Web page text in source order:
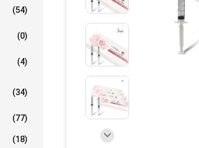
(54)
(0)
(4)
(34)
(77)
(18)